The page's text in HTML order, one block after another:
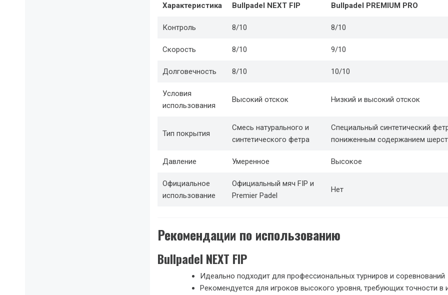
Характеристика Bullpadel NEXT FIP Bullpadel PREMIUM PRO
Контроль 8/10 8/10
Скорость 8/10 9/10
Долговечность 8/10 10/10
Условия
использования
Высокий отскок Низкий и высокий отскок
Тип покрытия
Смесь натурального и
синтетического фетра
Специальный синтетический
пониженным содержанием
Давление Умеренное Высокое
Официальное
использование
Официальный мяч FIP и
Premier Padel
Нет
Рекомендации по использованию
Bullpadel NEXT FIP
Идеально подходит для профессиональных турниров и соревнований
Рекомендуется для игроков высокого уровня, требующих точности в